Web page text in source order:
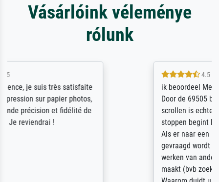
Vásárlóink véleménye
rólunk
ik beoordeel Meisterdrucke zeer positief.
Door de 69505 beschikbare kunstenaars
scrollen is echter onbegonnen werk (na
stoppen begint het weer van voor af aan).
gevraagd wordt krijg je ook een aantal
werken van andere wat het onoverzichtelijk
maakt (bvb zoek Ros = ook Rops, Rose etc).